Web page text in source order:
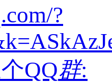
?
QQ群: